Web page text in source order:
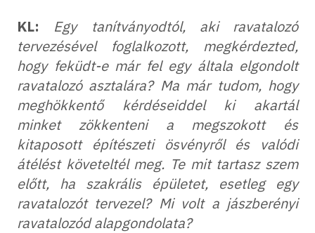
KL: Egy tanítványodtól, aki ravatalozó
tervezésével foglalkozott, megkérdezted,
hogy feküdt-e már fel egy általa elgondolt
ravatalozó asztalára? Ma már tudom, hogy
meghökkentő kérdéseiddel ki akartál
minket zökkenteni a megszokott és
kitaposott építészeti ösvényről és valódi
átélést követeltél meg. Te mit tartasz szem
előtt, ha szakrális épületet, esetleg egy
ravatalozót tervezel? Mi volt a jászberényi
ravatalozód alapgondolata?